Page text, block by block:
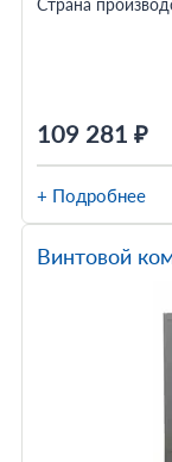
109 281 ₽
Страна
+ Подробнее
Винтовой